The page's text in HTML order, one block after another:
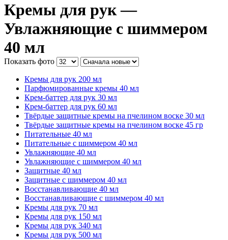
Кремы для рук —
Увлажняющие с шиммером
40 мл
Показать фото
Кремы для рук 200 мл
Парфюмированные кремы 40 мл
Крем-баттер для рук 30 мл
Крем-баттер для рук 60 мл
Твёрдые защитные кремы на пчелином воске 30 мл
Твёрдые защитные кремы на пчелином воске 45 гр
Питательные 40 мл
Питательные с шиммером 40 мл
Увлажняющие 40 мл
Увлажняющие с шиммером 40 мл
Защитные 40 мл
Защитные с шиммером 40 мл
Восстанавливающие 40 мл
Восстанавливающие с шиммером 40 мл
Кремы для рук 70 мл
Кремы для рук 150 мл
Кремы для рук 340 мл
Кремы для рук 500 мл